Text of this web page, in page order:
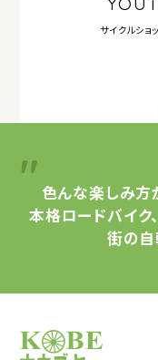
サイクルショ
色んな楽しみ方
本格ロードバイク
街の自
サイクルショップナカゴヤ